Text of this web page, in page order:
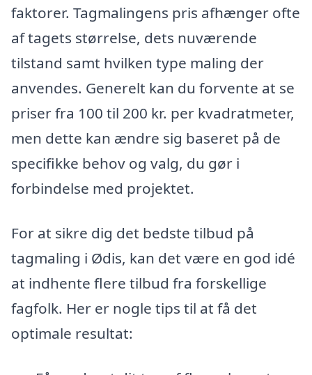
faktorer. Tagmalingens pris afhænger ofte
af tagets størrelse, dets nuværende
tilstand samt hvilken type maling der
anvendes. Generelt kan du forvente at se
priser fra 100 til 200 kr. per kvadratmeter,
men dette kan ændre sig baseret på de
specifikke behov og valg, du gør i
forbindelse med projektet.
For at sikre dig det bedste tilbud på
tagmaling i Ødis, kan det være en god idé
at indhente flere tilbud fra forskellige
fagfolk. Her er nogle tips til at få det
optimale resultat: